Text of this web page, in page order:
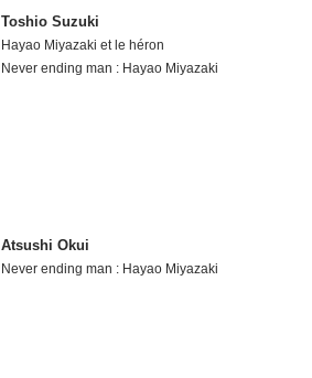
Toshio Suzuki
Hayao Miyazaki et le héron
Never ending man : Hayao Miyazaki
Atsushi Okui
Never ending man : Hayao Miyazaki